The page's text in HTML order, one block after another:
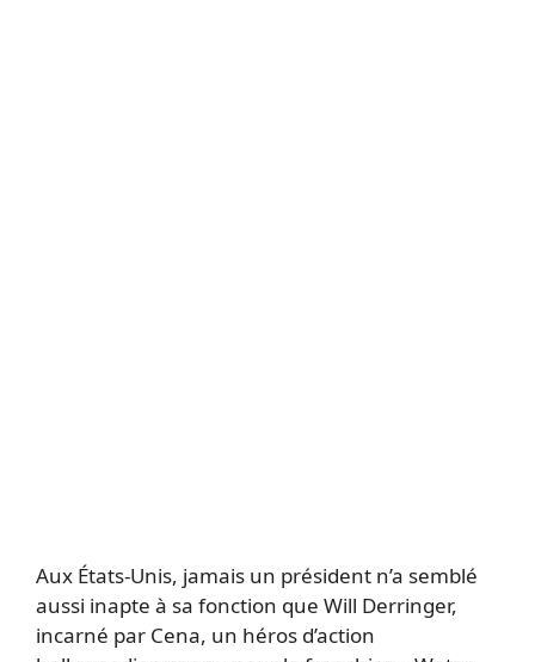
Aux États-Unis, jamais un président n’a semblé
aussi inapte à sa fonction que Will Derringer,
incarné par Cena, un héros d’action